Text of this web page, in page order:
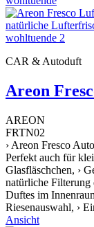
CAR & Autoduft
Areon
AREON
FRTN02
› Areon Fresco
Perfekt auch für
Glasfläschchen, ›
natürliche Filterung
Duftes im
Riesenauswahl, ›
Ansicht